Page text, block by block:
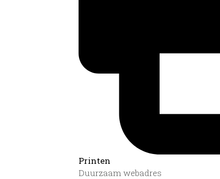
Printen
Duurzaam webadres